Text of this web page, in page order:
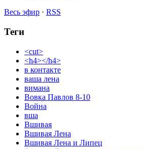
Весь эфир · RSS
Теги
<cut>
<h4></h4>
в контакте
ваша лена
вимана
Вовка Павлов 8-10
Война
вша
Вшивая
Вшивая Лена
Вшивая Лена и Липец